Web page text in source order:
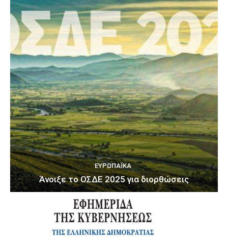
ΕΥΡΩΠΑΪΚΆ
Άνοιξε το ΟΣΔΕ 2025 για διορθώσεις